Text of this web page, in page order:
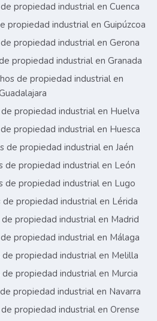
propiedad industrial en Cuenca
propiedad industrial en Guipúzcoa
propiedad industrial en Gerona
propiedad industrial en Granada
de propiedad industrial en
propiedad industrial en Huelva
propiedad industrial en Huesca
de propiedad industrial en Jaén
de propiedad industrial en León
de propiedad industrial en Lugo
propiedad industrial en Lérida
propiedad industrial en Madrid
propiedad industrial en Málaga
propiedad industrial en Melilla
propiedad industrial en Murcia
propiedad industrial en Navarra
propiedad industrial en Orense